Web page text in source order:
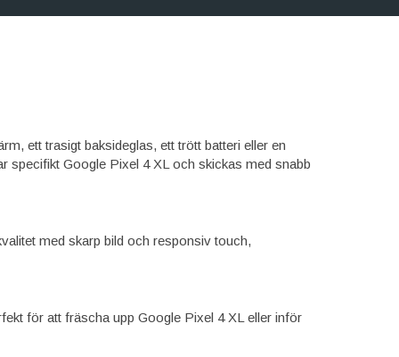
ett trasigt baksideglas, ett trött batteri eller en
specifikt Google Pixel 4 XL och skickas med snabb
med skarp bild och responsiv touch,
för att fräscha upp Google Pixel 4 XL eller inför